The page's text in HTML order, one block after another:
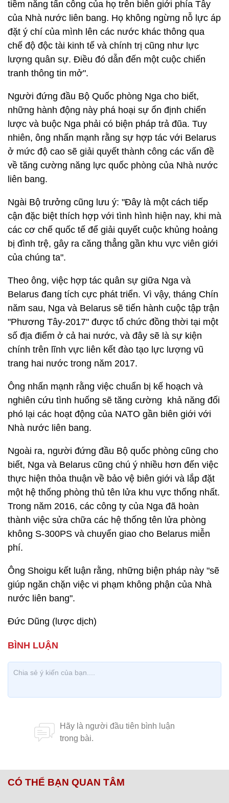
tiềm năng tấn công của họ trên biên giới phía Tây
của Nhà nước liên bang. Họ không ngừng nỗ lực áp
đặt ý chí của mình lên các nước khác thông qua
chế độ độc tài kinh tế và chính trị cũng như lực
lượng quân sự. Điều đó dẫn đến một cuộc chiến
tranh thông tin mở".
Người đứng đầu Bộ Quốc phòng Nga cho biết,
những hành động này phá hoại sự ổn định chiến
lược và buộc Nga phải có biện pháp trả đũa. Tuy
nhiên, ông nhấn mạnh rằng sự hợp tác với Belarus
ở mức độ cao sẽ giải quyết thành công các vấn đề
về tăng cường năng lực quốc phòng của Nhà nước
liên bang.
Ngài Bộ trưởng cũng lưu ý: "Đây là một cách tiếp
cận đặc biệt thích hợp với tình hình hiện nay, khi mà
các cơ chế quốc tế để giải quyết cuộc khủng hoảng
bị đình trệ, gây ra căng thẳng gần khu vực viên giới
của chúng ta".
Theo ông, việc hợp tác quân sự giữa Nga và
Belarus đang tích cực phát triển. Vì vậy, tháng Chín
năm sau, Nga và Belarus sẽ tiến hành cuộc tập trận
"Phương Tây-2017" được tổ chức đồng thời tại một
số địa điểm ở cả hai nước, và đây sẽ là sự kiện
chính trên lĩnh vực liên kết đào tạo lực lượng vũ
trang hai nước trong năm 2017.
Ông nhấn mạnh rằng việc chuẩn bị kế hoạch và
nghiên cứu tình huống sẽ tăng cường khả năng đối
phó lại các hoạt động của NATO gần biên giới với
Nhà nước liên bang.
Ngoài ra, người đứng đầu Bộ quốc phòng cũng cho
biết, Nga và Belarus cũng chú ý nhiều hơn đến việc
thực hiện thỏa thuận về bảo vệ biên giới và lắp đặt
một hệ thống phòng thủ tên lửa khu vực thống nhất.
Trong năm 2016, các công ty của Nga đã hoàn
thành việc sửa chữa các hệ thống tên lửa phòng
không S-300PS và chuyển giao cho Belarus miễn
phí.
Ông Shoigu kết luận rằng, những biện pháp này "sẽ
giúp ngăn chặn việc vi phạm không phận của Nhà
nước liên bang".
Đức Dũng (lược dịch)
CÓ THỂ BẠN QUAN TÂM